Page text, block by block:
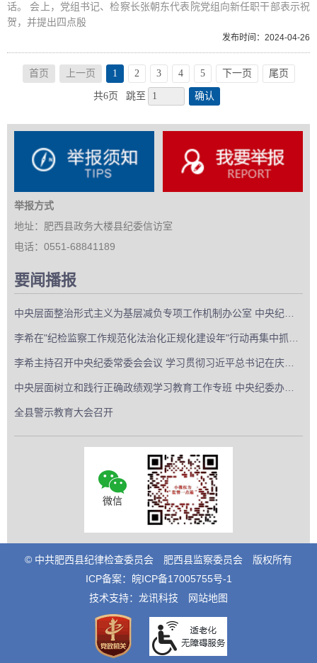
话。 会上，党组书记、检察长张朝东代表院党组向新任职干部表示祝
贺，并提出四点殷
发布时间：2024-04-26
首页 上一页 1 2 3 4 5 下一页 尾页
共6页 跳至 确认
举报方式
地址：肥西县政务大楼县纪委信访室
电话：0551-68841189
要闻播报
全县警示教育大会召开
微信
© 中共肥西县纪律检查委员会 肥西县监察委员会
版权所有
ICP备案： 皖ICP备17005755号-1
技术支持：龙讯科技
网站地图